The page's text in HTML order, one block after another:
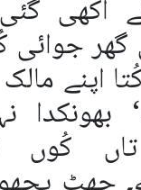
آکھی
جوائی
اپنے
بھونکدا
کُوں